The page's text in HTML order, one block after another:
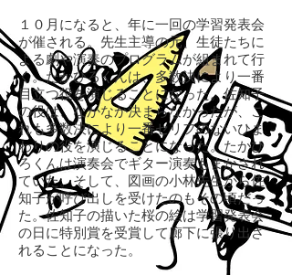
１０月になると、年に一回の学習発表会
が催される。先生主導の元、生徒たちに
よる劇や演奏のプログラムが組まれて行
く。たかひろくんは、多数決により一番
目立つ役を演じることになった。佐知子
の役は、なかなか決まらなかったが、こ
れも多数決により一番セリフのないひま
わりの役を演じることになった。たかひ
ろくんは演奏会でギター演奏もまかされ
ていた。そして、図画の小林先生から佐
知子が呼び出しを受けたのもその頃だっ
た。佐知子の描いた桜の絵は学習発表会
の日に特別賞を受賞して廊下に張り出さ
れることになった。